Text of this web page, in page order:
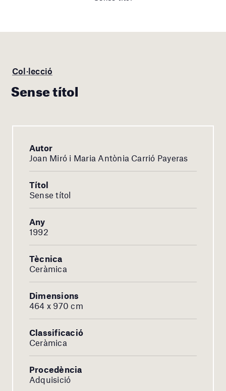
Col·lecció
Sense títol
Autor
Joan Miró i Maria Antònia Carrió Payeras
Títol
Sense títol
Any
1992
Tècnica
Ceràmica
Dimensions
464 x 970 cm
Classificació
Ceràmica
Procedència
Adquisició